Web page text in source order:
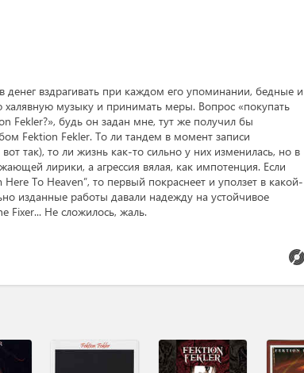
денег вздрагивать при каждом его упоминании, бедные и
музыку и принимать меры. Вопрос «покупать
Fekler?», будь он задан мне, тут же получил бы
Fektion Fekler. То ли тандем в момент записи
так), то ли жизнь как-то сильно у них изменилась, но в
лирики, а агрессия вялая, как импотенция. Если
To Heaven”, то первый покраснеет и уползет в какой-
изданные работы давали надежду на устойчивое
Fixer... Не сложилось, жаль.